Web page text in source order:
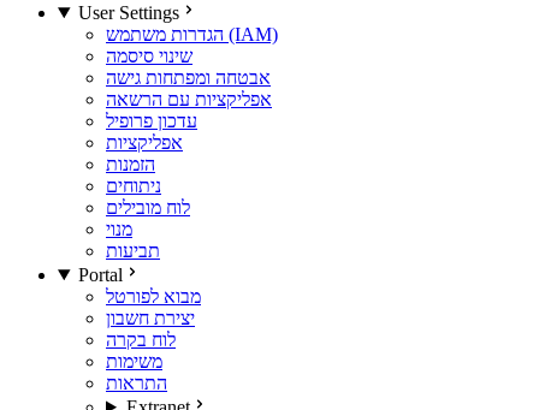
User Settings
הגדרות משתמש (IAM)
שינוי סיסמה
אבטחה ומפתחות גישה
אפליקציות עם הרשאה
עדכון פרופיל
אפליקציות
הזמנות
ניתוחים
לוח מובילים
מנוי
תביעות
Portal
מבוא לפורטל
יצירת חשבון
לוח בקרה
משימות
התראות